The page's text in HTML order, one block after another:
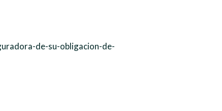
de-su-obligacion-de-